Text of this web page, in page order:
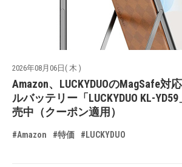
2026年08月06日( 木 )
Amazon、LUCKYDUOのMagSafe対
ルバッテリー「LUCKYDUO KL-
売中（クーポン適用）
#Amazon #特価 #LUCKYDUO